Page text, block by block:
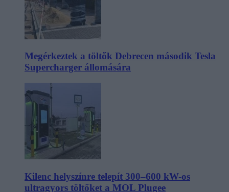
Megérkeztek a töltők Debrecen második Tesla
Supercharger állomására
Kilenc helyszínre telepít 300–600 kW-os
ultragyors töltőket a MOL Plugee